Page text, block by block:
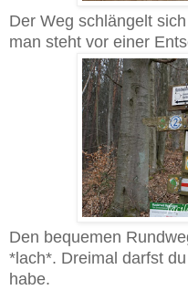
Der Weg schlängelt
man steht vor einer
Den bequemen
*lach*. Dreimal darfst
habe.